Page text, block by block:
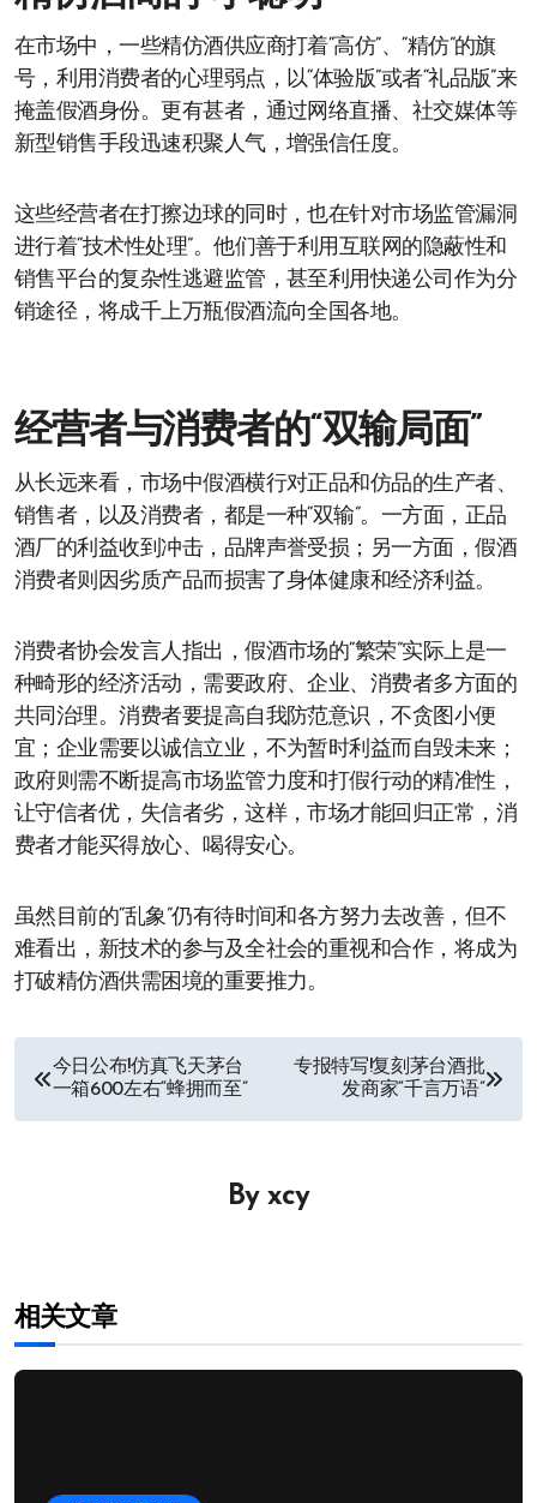
在市场中，一些精仿酒供应商打着“高仿”、“精仿”的旗
号，利用消费者的心理弱点，以“体验版”或者“礼品版”来
掩盖假酒身份。更有甚者，通过网络直播、社交媒体等
新型销售手段迅速积聚人气，增强信任度。
这些经营者在打擦边球的同时，也在针对市场监管漏洞
进行着“技术性处理”。他们善于利用互联网的隐蔽性和
销售平台的复杂性逃避监管，甚至利用快递公司作为分
销途径，将成千上万瓶假酒流向全国各地。
经营者与消费者的“双输局面”
从长远来看，市场中假酒横行对正品和仿品的生产者、
销售者，以及消费者，都是一种“双输”。一方面，正品
酒厂的利益收到冲击，品牌声誉受损；另一方面，假酒
消费者则因劣质产品而损害了身体健康和经济利益。
消费者协会发言人指出，假酒市场的“繁荣”实际上是一
种畸形的经济活动，需要政府、企业、消费者多方面的
共同治理。消费者要提高自我防范意识，不贪图小便
宜；企业需要以诚信立业，不为暂时利益而自毁未来；
政府则需不断提高市场监管力度和打假行动的精准性，
让守信者优，失信者劣，这样，市场才能回归正常，消
费者才能买得放心、喝得安心。
虽然目前的“乱象”仍有待时间和各方努力去改善，但不
难看出，新技术的参与及全社会的重视和合作，将成为
打破精仿酒供需困境的重要推力。
文
章
今日公布!仿真飞天茅台
一箱600左右“蜂拥而至”
专报特写!复刻茅台酒批
发商家“千言万语”
By xcy
相关文章